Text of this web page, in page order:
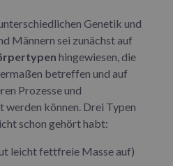
Genetik und
Männern sei zunächst auf
hingewiesen, die
betreffen und auf
Prozesse und
können. Drei Typen
schon gehört habt:
leicht fettfreie Masse auf)